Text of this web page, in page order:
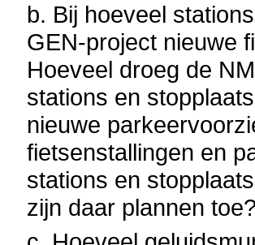
b. Bij hoeveel
GEN-project nieuwe
Hoeveel droeg de
stations en
nieuwe
fietsenstallingen en
stations en
zijn daar plannen toe?